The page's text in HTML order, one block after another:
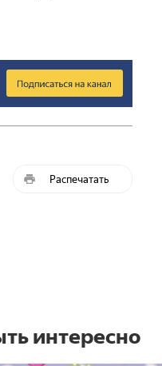
Распечатать
интересно